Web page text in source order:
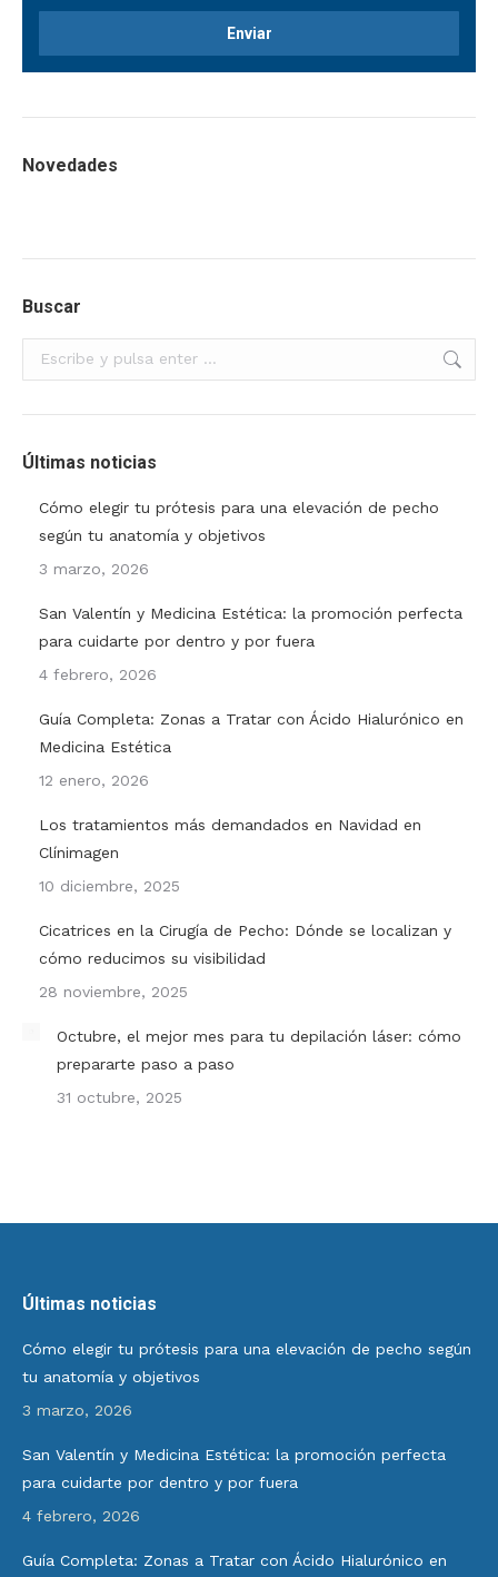
Novedades
Buscar
Buscar:
Últimas noticias
Cómo elegir tu prótesis para una elevación de pecho
según tu anatomía y objetivos
3 marzo, 2026
San Valentín y Medicina Estética: la promoción perfecta
para cuidarte por dentro y por fuera
4 febrero, 2026
Guía Completa: Zonas a Tratar con Ácido Hialurónico en
Medicina Estética
12 enero, 2026
Los tratamientos más demandados en Navidad en
Clínimagen
10 diciembre, 2025
Cicatrices en la Cirugía de Pecho: Dónde se localizan y
cómo reducimos su visibilidad
28 noviembre, 2025
Octubre, el mejor mes para tu depilación láser: cómo
prepararte paso a paso
31 octubre, 2025
Últimas noticias
Cómo elegir tu prótesis para una elevación de pecho según
tu anatomía y objetivos
3 marzo, 2026
San Valentín y Medicina Estética: la promoción perfecta
para cuidarte por dentro y por fuera
4 febrero, 2026
Guía Completa: Zonas a Tratar con Ácido Hialurónico en